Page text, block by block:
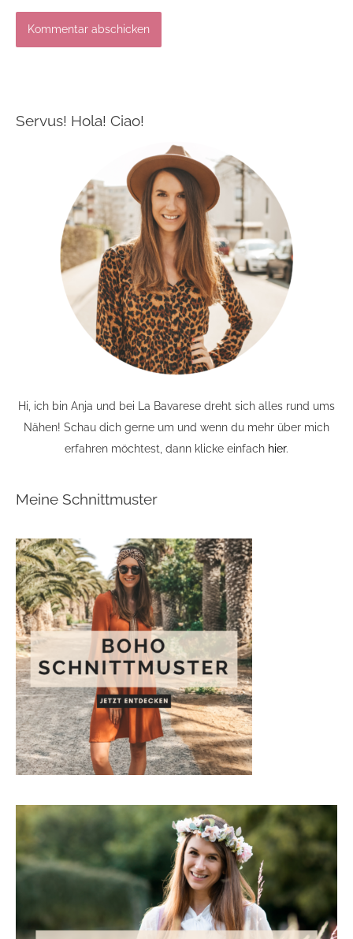
Servus! Hola! Ciao!
Hi, ich bin Anja und bei La Bavarese dreht sich alles rund ums
Nähen! Schau dich gerne um und wenn du mehr über mich
erfahren möchtest, dann klicke einfach hier.
Meine Schnittmuster